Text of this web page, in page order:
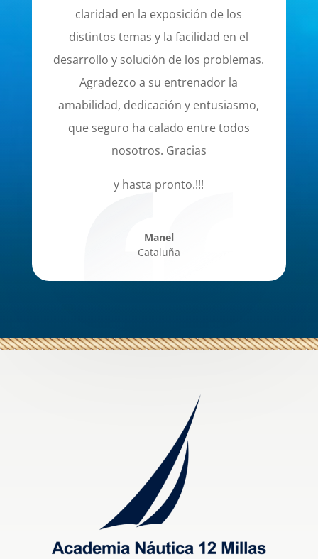
claridad en la exposición de los
distintos temas y la facilidad en el
desarrollo y solución de los problemas.
Agradezco a su entrenador la
amabilidad, dedicación y entusiasmo,
que seguro ha calado entre todos
nosotros. Gracias
y hasta pronto.!!!
Manel
Cataluña